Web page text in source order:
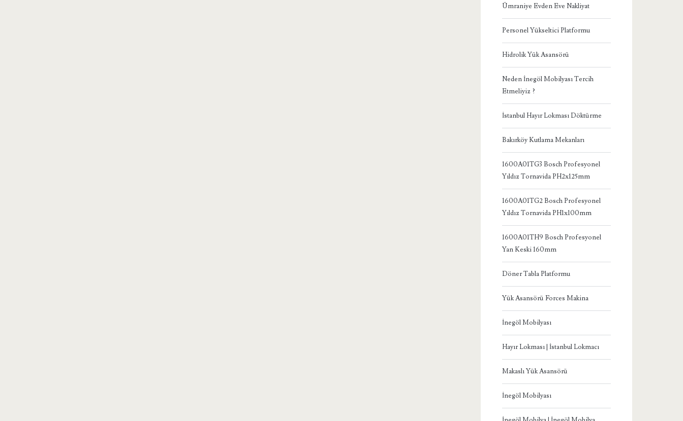
Ümraniye Evden Eve Nakliyat
Personel Yükseltici Platformu
Hidrolik Yük Asansörü
Neden İnegöl Mobilyası Tercih
Etmeliyiz ?
İstanbul Hayır Lokması Döktürme
Bakırköy Kutlama Mekanları
1600A01TG3 Bosch Profesyonel
Yıldız Tornavida PH2x125mm
1600A01TG2 Bosch Profesyonel
Yıldız Tornavida PH1x100mm
1600A01TH9 Bosch Profesyonel
Yan Keski 160mm
Döner Tabla Platformu
Yük Asansörü Forces Makina
İnegöl Mobilyası
Hayır Lokması | İstanbul Lokmacı
Makaslı Yük Asansörü
İnegöl Mobilyası